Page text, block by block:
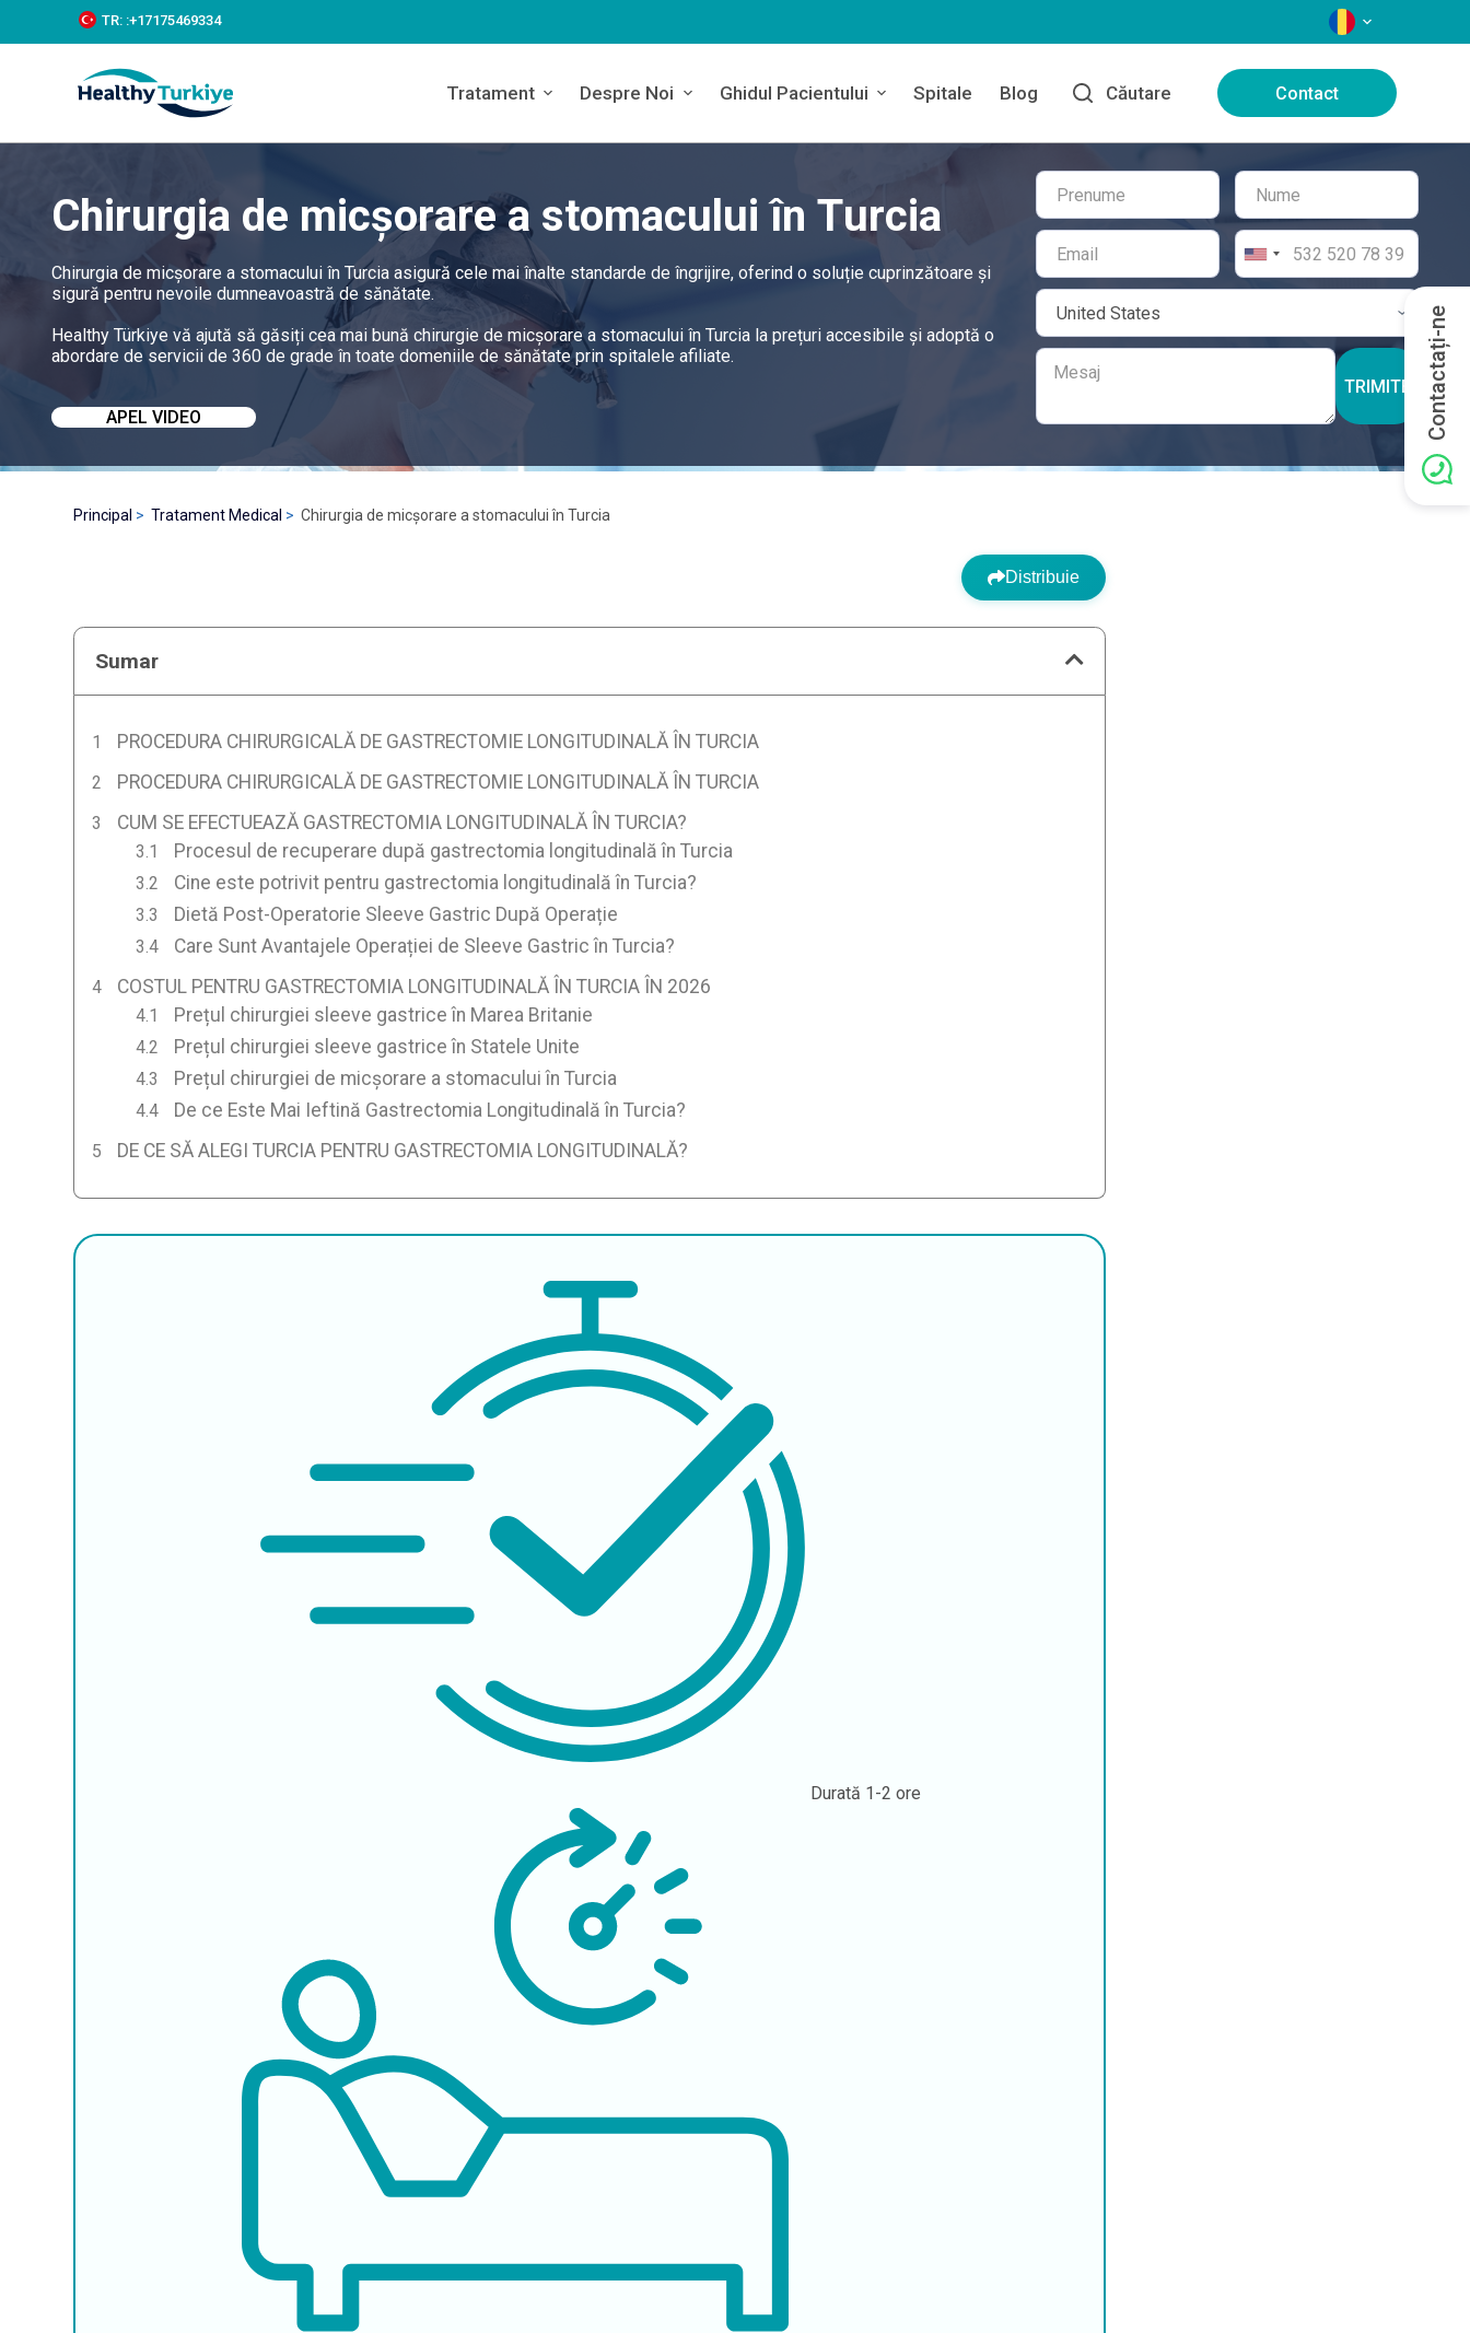
k
c
TR: :+‪17175469334‬ LIMBI
Tratament Despre Noi Ghidul Pacientului Spitale Blog Căutare Contact
Chirurgia de micșorare a stomacului în Turcia
Chirurgia de micșorare a stomacului în Turcia asigură cele mai înalte standarde de îngrijire, oferind o soluție cuprinzătoare și
sigură pentru nevoile dumneavoastră de sănătate.
Healthy Türkiye vă ajută să găsiți cea mai bună chirurgie de micșorare a stomacului în Turcia la prețuri accesibile și adoptă o
abordare de servicii de 360 de grade în toate domeniile de sănătate prin spitalele afiliate.
APEL VIDEO
TRIMITE
Principal Tratament Medical Chirurgia de micșorare a stomacului în Turcia
Distribuie
Sumar
PROCEDURA CHIRURGICALĂ DE GASTRECTOMIE LONGITUDINALĂ ÎN TURCIA
PROCEDURA CHIRURGICALĂ DE GASTRECTOMIE LONGITUDINALĂ ÎN TURCIA
CUM SE EFECTUEAZĂ GASTRECTOMIA LONGITUDINALĂ ÎN TURCIA?
Procesul de recuperare după gastrectomia longitudinală în Turcia
Cine este potrivit pentru gastrectomia longitudinală în Turcia?
Dietă Post-Operatorie Sleeve Gastric După Operație
Care Sunt Avantajele Operației de Sleeve Gastric în Turcia?
COSTUL PENTRU GASTRECTOMIA LONGITUDINALĂ ÎN TURCIA ÎN 2026
Prețul chirurgiei sleeve gastrice în Marea Britanie
Prețul chirurgiei sleeve gastrice în Statele Unite
Prețul chirurgiei de micșorare a stomacului în Turcia
De ce Este Mai Ieftină Gastrectomia Longitudinală în Turcia?
DE CE SĂ ALEGI TURCIA PENTRU GASTRECTOMIA LONGITUDINALĂ?
Durată 1-2 ore
Contactați-ne